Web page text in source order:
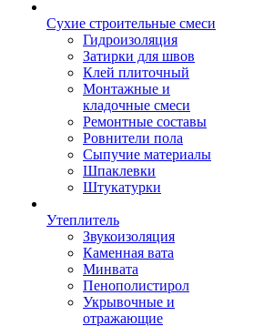
Сухие строительные смеси
Гидроизоляция
Затирки для швов
Клей плиточный
Монтажные и
кладочные смеси
Ремонтные составы
Ровнители пола
Сыпучие материалы
Шпаклевки
Штукатурки
Утеплитель
Звукоизоляция
Каменная вата
Минвата
Пенополистирол
Укрывочные и
отражающие